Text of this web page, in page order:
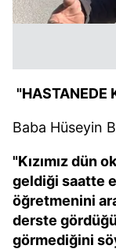
"HASTANEDE
Baba Hüseyin
"Kızımız dün
geldiği saatte
öğretmenini
derste
görmediğini